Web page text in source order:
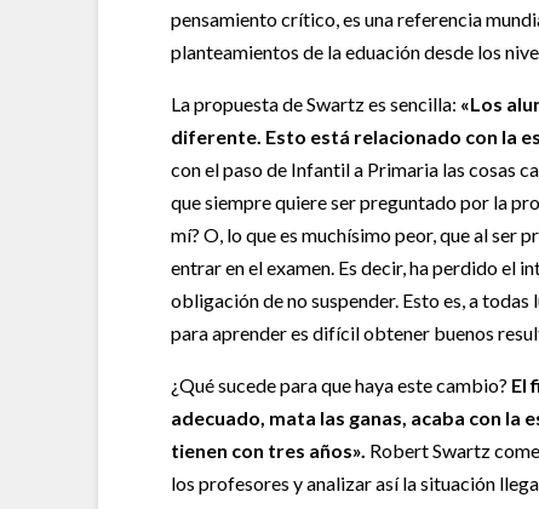
pensamiento crítico, es una referencia
planteamientos de la eduación desde los
La propuesta de Swartz es sencilla: «Los
diferente. Esto está relacionado con la
con el paso de Infantil a Primaria las cosas
que siempre quiere ser preguntado por la
mí? O, lo que es muchísimo peor, que al ser
entrar en el examen. Es decir, ha perdido el
obligación de no suspender. Esto es, a
para aprender es difícil obtener buenos
¿Qué sucede para que haya este cambio? El
adecuado, mata las ganas, acaba con
tienen con tres años». Robert Swartz
los profesores y analizar así la situación